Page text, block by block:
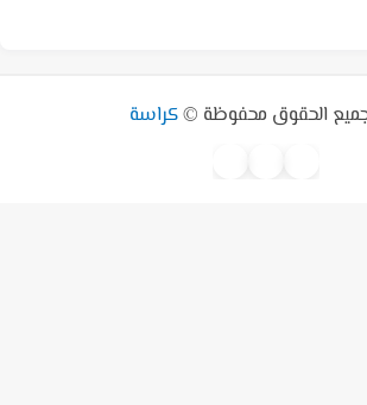
الحقوق محفوظة © كراسة